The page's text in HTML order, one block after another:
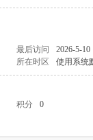
最后访问
2026-5-10
所在时区 使用系统
积分
0